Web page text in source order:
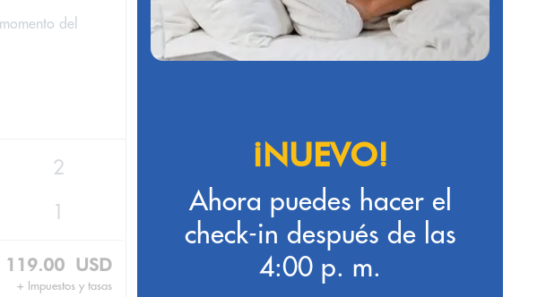
del
119.00 USD
+ Impuestos y tasas
¡NUEVO!
Ahora puedes hacer el
check-in después de las
4:00 p. m.